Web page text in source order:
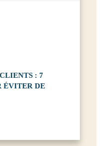
: 7
ÉVITER DE